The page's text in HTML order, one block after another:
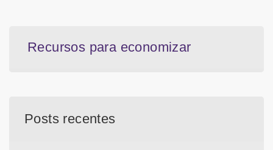
Recursos para economizar
Posts recentes